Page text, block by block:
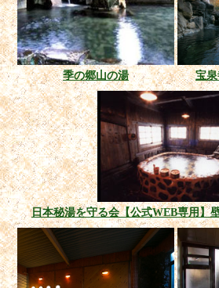
季の郷山の湯 宝
日本秘湯を守る会【公式WEB専用